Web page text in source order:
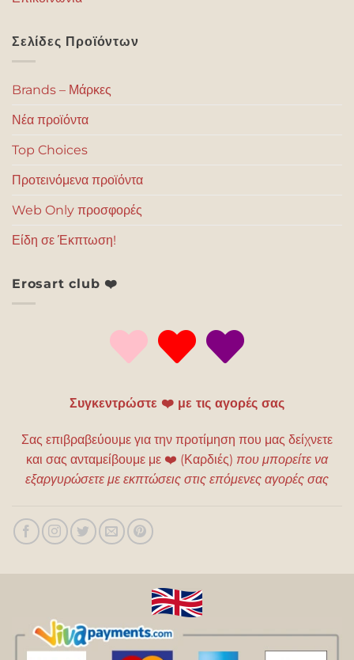
Σελίδες Προϊόντων
Brands – Μάρκες
Νέα προϊόντα
Top Choices
Προτεινόμενα προϊόντα
Web Only προσφορές
Είδη σε Έκπτωση!
Erosart club ❤️
Συγκεντρώστε ❤️ με τις αγορές σας
Σας επιβραβεύουμε για την προτίμηση που μας δείχνετε
και σας ανταμείβουμε με ❤️ (Καρδιές) που μπορείτε να
εξαργυρώσετε με εκπτώσεις στις επόμενες αγορές σας